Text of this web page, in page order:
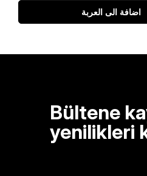
اضافة الى العربة
Bültene
yenilikleri